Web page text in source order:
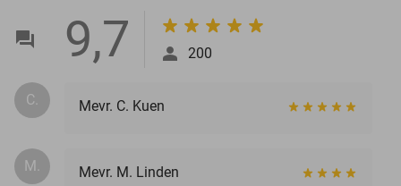
9,7 200
C. Mevr. C. Kuen
M.
Mevr. M. Linden